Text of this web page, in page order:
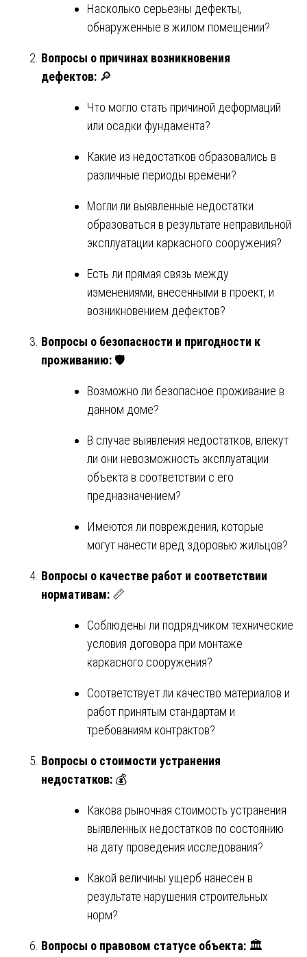
Насколько серьезны дефекты,
обнаруженные в жилом помещении?
Вопросы о причинах возникновения
дефектов: 🔎
Что могло стать причиной деформаций
или осадки фундамента?
Какие из недостатков образовались в
различные периоды времени?
Могли ли выявленные недостатки
образоваться в результате неправильной
эксплуатации каркасного сооружения?
Есть ли прямая связь между
изменениями, внесенными в проект, и
возникновением дефектов?
Вопросы о безопасности и пригодности к
проживанию: 🛡️
Возможно ли безопасное проживание в
данном доме?
В случае выявления недостатков, влекут
ли они невозможность эксплуатации
объекта в соответствии с его
предназначением?
Имеются ли повреждения, которые
могут нанести вред здоровью жильцов?
Вопросы о качестве работ и соответствии
нормативам: 📏
Соблюдены ли подрядчиком технические
условия договора при монтаже
каркасного сооружения?
Соответствует ли качество материалов и
работ принятым стандартам и
требованиям контрактов?
Вопросы о стоимости устранения
недостатков: 💰
Какова рыночная стоимость устранения
выявленных недостатков по состоянию
на дату проведения исследования?
Какой величины ущерб нанесен в
результате нарушения строительных
норм?
Вопросы о правовом статусе объекта: 🏛️